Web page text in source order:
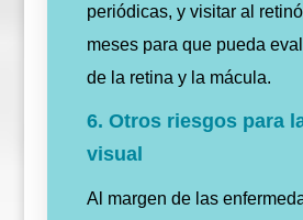
periódicas, y visitar al
meses para que pueda
de la retina y la mácula.
6. Otros riesgos para
visual
Al margen de las